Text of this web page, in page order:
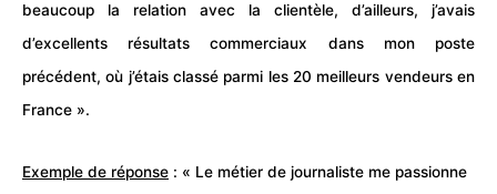
beaucoup la relation avec la clientèle, d’ailleurs, j’avais
d’excellents résultats commerciaux dans mon poste
précédent, où j’étais classé parmi les 20 meilleurs vendeurs en
France ».
Exemple de réponse : « Le métier de journaliste me passionne